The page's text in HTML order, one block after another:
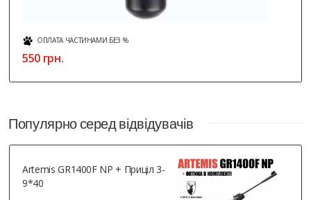
ОПЛАТА ЧАСТИНАМИ БЕЗ %
550 грн.
Популярно серед відвідувачів
Artemis GR1400F NP + Приціл 3-
9*40